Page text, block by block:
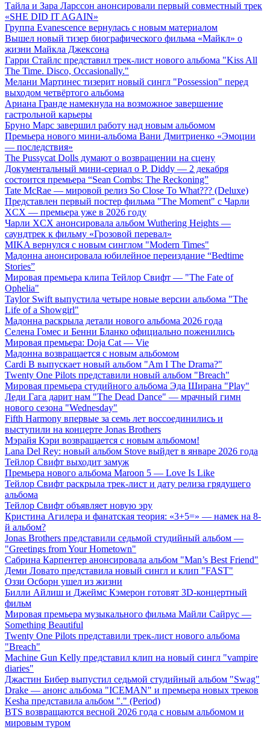
Тайла и Зара Ларссон анонсировали первый совместный трек
«SHE DID IT AGAIN»
Группа Evanescence вернулась с новым материалом
Вышел новый тизер биографического фильма «Майкл» о
жизни Майкла Джексона
Гарри Стайлс представил трек-лист нового альбома "Kiss All
The Time. Disco, Occasionally."
Мелани Мартинес тизерит новый сингл "Possession" перед
выходом четвёртого альбома
Ариана Гранде намекнула на возможное завершение
гастрольной карьеры
Бруно Марс завершил работу над новым альбомом
Премьера нового мини-альбома Вани Дмитриенко «Эмоции
— последствия»
The Pussycat Dolls думают о возвращении на сцену
Документальный мини-сериал о P. Diddy — 2 декабря
состоится премьера “Sean Combs: The Reckoning”
Tate McRae — мировой релиз So Close To What??? (Deluxe)
Представлен первый постер фильма "The Moment" с Чарли
XCX — премьера уже в 2026 году
Чарли XCX анонсировала альбом Wuthering Heights —
саундтрек к фильму «Грозовой перевал»
MIKA вернулся с новым синглом "Modern Times"
Мадонна анонсировала юбилейное переиздание “Bedtime
Stories”
Мировая премьера клипа Тейлор Свифт — "The Fate of
Ophelia"
Taylor Swift выпустила четыре новые версии альбома "The
Life of a Showgirl"
Мадонна раскрыла детали нового альбома 2026 года
Селена Гомес и Бенни Бланко официально поженились
Мировая премьера: Doja Cat — Vie
Мадонна возвращается с новым альбомом
Cardi B выпускает новый альбом "Am I The Drama?"
Twenty One Pilots представили новый альбом "Breach"
Мировая премьера студийного альбома Эда Ширана "Play"
Леди Гага дарит нам "The Dead Dance" — мрачный гимн
нового сезона "Wednesday"
Fifth Harmony впервые за семь лет воссоединились и
выступили на концерте Jonas Brothers
Мэрайя Кэри возвращается с новым альбомом!
Lana Del Rey: новый альбом Stove выйдет в январе 2026 года
Тейлор Свифт выходит замуж
Премьера нового альбома Maroon 5 — Love Is Like
Тейлор Свифт раскрыла трек-лист и дату релиза грядущего
альбома
Тейлор Свифт объявляет новую эру
Кристина Агилера и фанатская теория: «3+5=» — намек на 8-
й альбом?
Jonas Brothers представили седьмой студийный альбом —
"Greetings from Your Hometown"
Сабрина Карпентер анонсировала альбом "Man’s Best Friend"
Деми Ловато представила новый сингл и клип "FAST"
Оззи Осборн ушел из жизни
Билли Айлиш и Джеймс Кэмерон готовят 3D-концертный
фильм
Мировая премьера музыкального фильма Майли Сайрус —
Something Beautiful
Twenty One Pilots представили трек-лист нового альбома
"Breach"
Machine Gun Kelly представил клип на новый сингл "vampire
diaries"
Джастин Бибер выпустил седьмой студийный альбом "Swag"
Drake — анонс альбома "ICEMAN" и премьера новых треков
Kesha представила альбом "." (Period)
BTS возвращаются весной 2026 года с новым альбомом и
мировым туром